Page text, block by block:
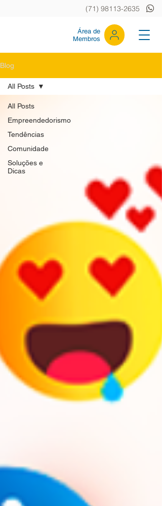
Área de
Membros
(71) 98113-2635
Blog
All Posts
Empreendedorismo
Tendências
Comunidade
Soluções e
Dicas
All Posts